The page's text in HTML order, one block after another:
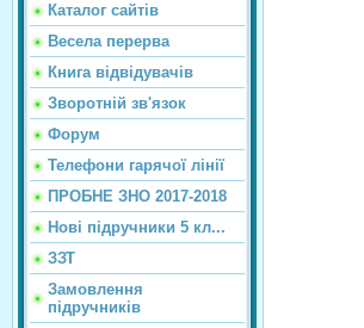
Каталог сайтiв
Весела перерва
Книга відвідувачів
Зворотній зв'язок
Форум
Телефони гарячої лінії
ПРОБНЕ ЗНО 2017-2018
Нові підручники 5 кл...
ЗЗТ
Замовлення
підручників